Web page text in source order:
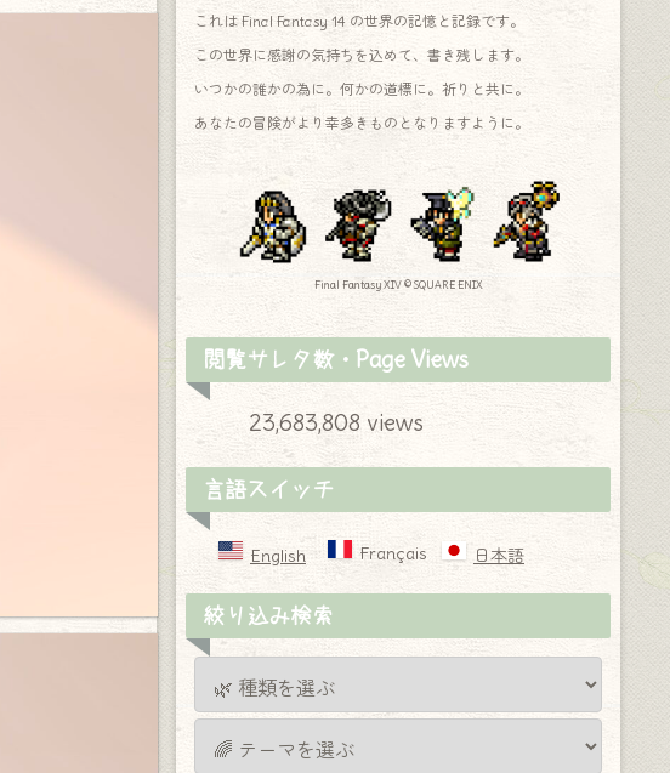
これは Final Fantasy 14 の世界の記憶と記録です。
この世界に感謝の気持ちを込めて、書き残します。
いつかの誰かの為に。何かの道標に。祈りと共に。
あなたの冒険がより幸多きものとなりますように。
Final Fantasy XIV © SQUARE ENIX
閲覧サレタ数・Page Views
23,683,808 views
言語スイッチ
English Français 日本語
絞り込み検索